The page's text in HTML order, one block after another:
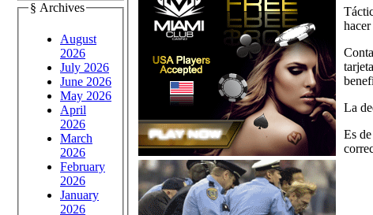
§ Archives
August
2026
July 2026
June 2026
May 2026
April
2026
March
2026
February
2026
January
2026
La
Es